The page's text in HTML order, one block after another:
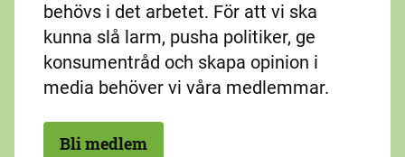
behövs i det arbetet. För att vi ska
kunna slå larm, pusha politiker, ge
konsumentråd och skapa opinion i
media behöver vi våra medlemmar.
Bli medlem